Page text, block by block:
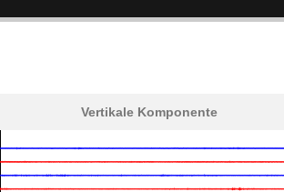
Vertikale Komponente